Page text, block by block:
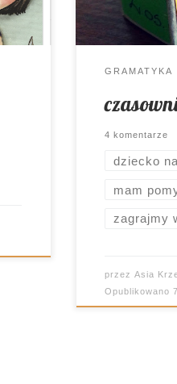
GRAMATYKA
4 komentarze
dziecko
mam
zagrajmy
przezAsia
Opublikowano